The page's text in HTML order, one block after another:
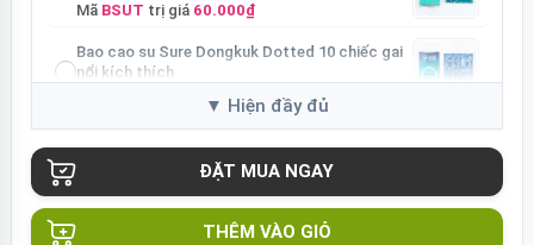
Mã BSUT trị giá 60.000₫
Bao cao su Sure Dongkuk Dotted 10 chiếc gai
nổi kích thích
60.000₫
trị giá70.000₫
Ốp lưng MagSafe iPhone 16 Pro Max Clear
THÊM VÀO GIỎ